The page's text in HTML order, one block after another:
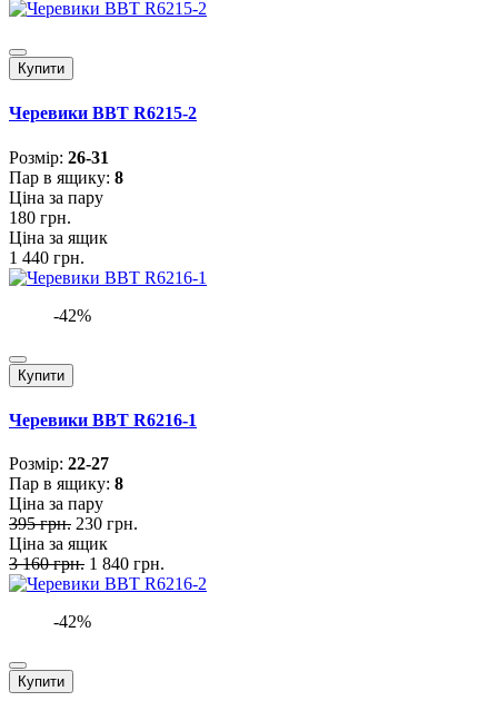
Купити
Черевики BBT R6215-2
Розмiр: 26-31
Пар в ящику: 8
Ціна за пару
180 грн.
Ціна за ящик
1 440 грн.
-42%
Купити
Черевики BBT R6216-1
Розмiр: 22-27
Пар в ящику: 8
Ціна за пару
395 грн. 230 грн.
Ціна за ящик
3 160 грн. 1 840 грн.
-42%
Купити